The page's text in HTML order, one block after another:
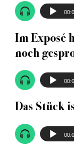
Audio-
Player
Im Exposé
noch
Audio-
Player
Das Stück
Audio-
Player